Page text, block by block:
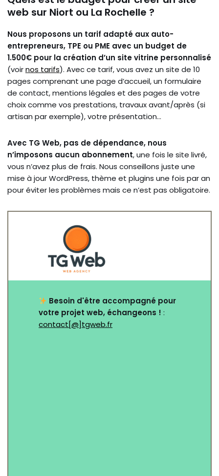
web sur Niort ou La Rochelle ?
Nous proposons un tarif adapté aux auto-
entrepreneurs, TPE ou PME avec un budget de
1.500€ pour la création d’un site vitrine personnalisé
(voirnos tarifs). Avec ce tarif, vous avez un site de 10
pages comprenant une page d’accueil, un formulaire
de contact, mentions légales et des pages de votre
choix comme vos prestations, travaux avant/après (si
artisan par exemple), votre présentation…
Avec TG Web, pas de dépendance, nous
n’imposons aucun abonnement, une fois le site livré,
vous n’avez plus de frais. Nous conseillons juste une
mise à jour WordPress, thème et plugins une fois par an
pour éviter les problèmes mais ce n’est pas obligatoire.
Besoin d'être accompagné pour
votre projet web, échangeons ! :
contact[@]tgweb.fr